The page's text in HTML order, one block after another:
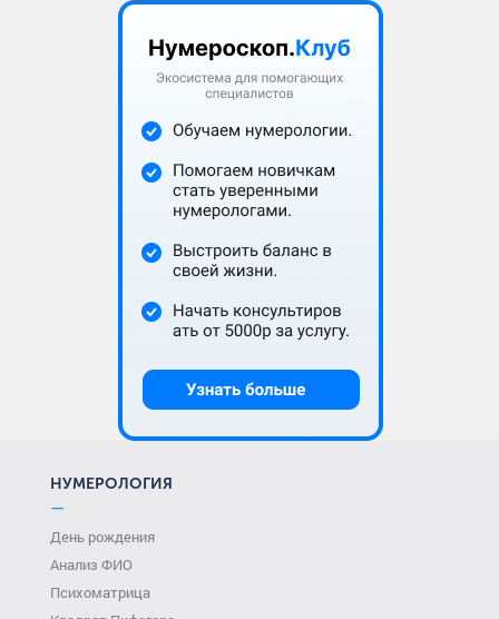
НУМЕРОЛОГИЯ
—
День рождения
Анализ ФИО
Психоматрица